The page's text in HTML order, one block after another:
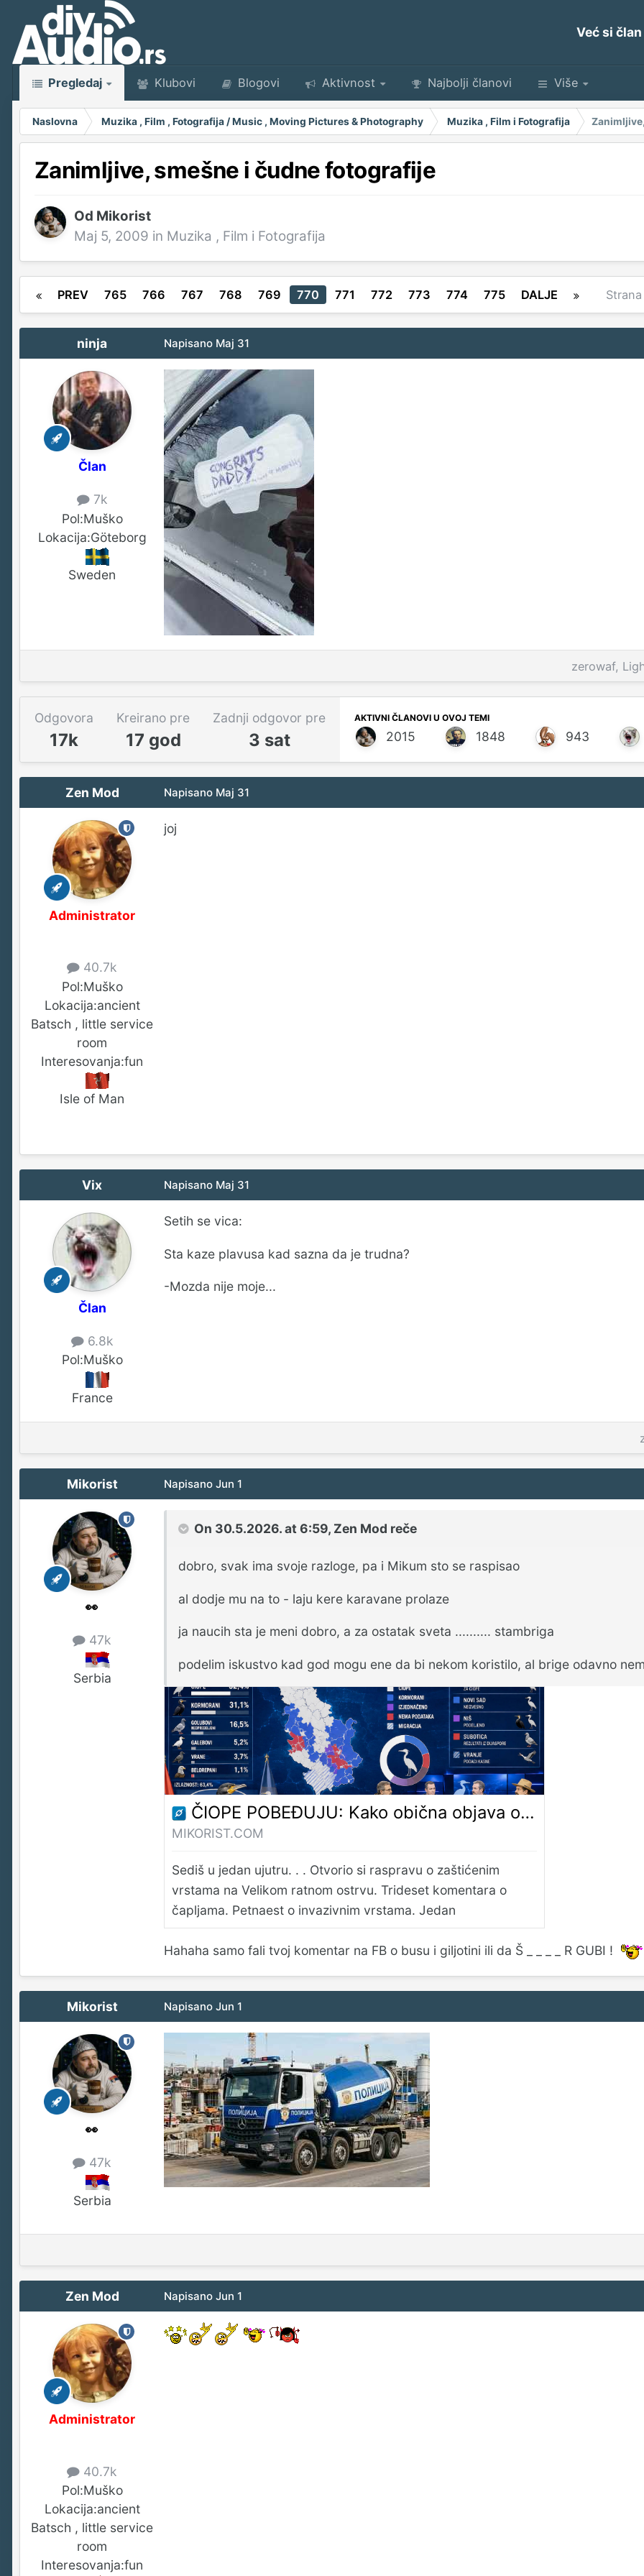
Već si
Pregledaj Klubovi Blogovi Aktivnost Najbolji članovi Više
Naslovna Muzika , Film , Fotografija / Music , Moving Pictures & Photography Muzika , Film i Fotografija
Zanimljive, smešne i čudne fotografije
Od Mikorist
Maj 5, 2009 in Muzika , Film i Fotografija
PREV 765 766 767 768 769 770 771 772 773 774 775 DALJE
ninja
Član
7k
Pol:Muško
Lokacija:Göteborg
Sweden
Napisano Maj 31
zerowaf,
Odgovora
17k
Kreirano pre
17 god
Zadnji odgovor pre
3 sat
AKTIVNI ČLANOVI U OVOJ TEMI
2015 1848 943
Zen Mod
Administrator
40.7k
Pol:Muško
Lokacija:ancient
Batsch , little service
room
Interesovanja:fun
Isle of Man
Napisano Maj 31
joj
Vix
Član
6.8k
Pol:Muško
France
Napisano Maj 31
Setih se vica:
Sta kaze plavusa kad sazna da je trudna?
-Mozda nije moje...
Mikorist
👀
47k
Serbia
Napisano Jun 1
On 30.5.2026. at 6:59, Zen Mod reče
dobro, svak ima svoje razloge, pa i Mikum sto se raspisao
al dodje mu na to - laju kere karavane prolaze
ja naucih sta je meni dobro, a za ostatak sveta .......... stambriga
podelim iskustvo kad god mogu ene da bi nekom koristilo, al brige odavno
ČIOPE POBEĐUJU: Kako obična objava o pticama postane izborna noć na srpskom internetu – Mikorist
MIKORIST.COM
Sediš u jedan ujutru. . . Otvorio si raspravu o zaštićenim
vrstama na Velikom ratnom ostrvu. Trideset komentara o
čapljama. Petnaest o invazivnim vrstama. Jedan
Hahaha samo fali tvoj komentar na FB o busu i giljotini ili da Š _ _ _ _ R GUBI !
Mikorist
👀
47k
Serbia
Napisano Jun 1
Zen Mod
Administrator
40.7k
Pol:Muško
Lokacija:ancient
Batsch , little service
room
Interesovanja:fun
Napisano Jun 1